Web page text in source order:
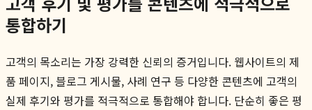
통합하기
고객의 목소리는 가장 강력한 신뢰의 증거입니다. 웹사이트의 제
품 페이지, 블로그 게시물, 사례 연구 등 다양한 콘텐츠에 고객의
실제 후기와 평가를 적극적으로 통합해야 합니다. 단순히 좋은 평